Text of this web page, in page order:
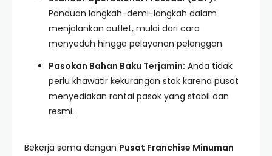
Panduan langkah-demi-langkah dalam
menjalankan outlet, mulai dari cara
menyeduh hingga pelayanan pelanggan.
Pasokan Bahan Baku Terjamin: Anda tidak
perlu khawatir kekurangan stok karena pusat
menyediakan rantai pasok yang stabil dan
resmi.
Bekerja sama dengan Pusat Franchise Minuman